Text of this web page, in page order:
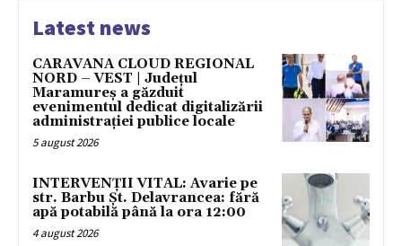
Latest news
CARAVANA CLOUD REGIONAL
NORD – VEST | Județul
Maramureș a găzduit
evenimentul dedicat digitalizării
administrației publice locale
5 august 2026
INTERVENȚII VITAL: Avarie pe
str. Barbu Șt. Delavrancea: fără
apă potabilă până la ora 12:00
4 august 2026